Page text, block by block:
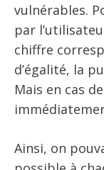
vulnérables.
par
chiffre
d’égalité, la
Mais en cas
Ainsi, on